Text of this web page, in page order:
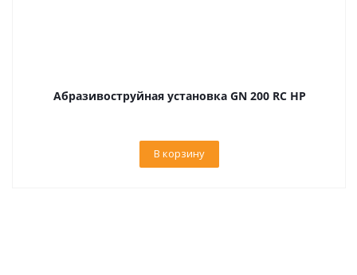
Абразивоструйная установка GN 200 RC HP
В корзину